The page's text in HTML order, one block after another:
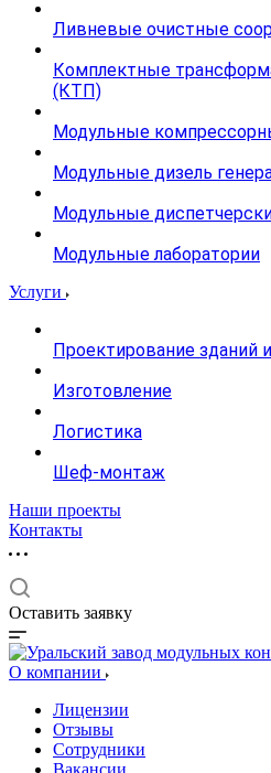
Ливневые очистные
Комплектные
(КТП)
Модульные
Модульные дизель
Модульные
Модульные лаборатории
Услуги
Проектирование зданий
Изготовление
Логистика
Шеф-монтаж
Наши проекты
Контакты
Оставить заявку
О компании
Лицензии
Отзывы
Сотрудники
Вакансии